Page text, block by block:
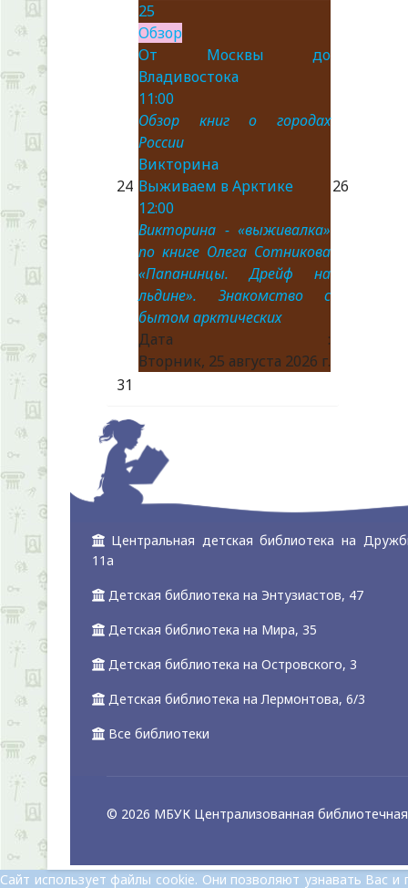
24
25
Обзор
От Москвы до
Владивостока
11:00
Обзор книг о городах
России
Викторина
Выживаем в Арктике
12:00
Викторина - «выживалка»
по книге Олега Сотникова
«Папанинцы. Дрейф на
льдине». Знакомство с
бытом арктических
Дата :
Вторник, 25 августа 2026 г.
26
31
Центральная детская библиотека на
11а
Детская библиотека на Энтузиастов, 47
Детская библиотека на Мира, 35
Детская библиотека на Островского, 3
Детская библиотека на Лермонтова, 6/3
Все библиотеки
© 2026 МБУК Централизованная библиотечная
Сайт использует файлы cookie. Они позволяют узнавать